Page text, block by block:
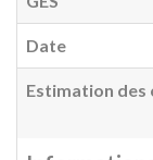
Date
Estimation des